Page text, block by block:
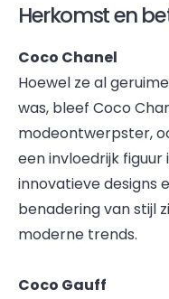
Herkomst en
Coco Chanel
Hoewel ze al
was, bleef Coco
modeontwerpster,
een invloedrijk
innovatieve designs
benadering van stijl
moderne trends.
Coco Gauff